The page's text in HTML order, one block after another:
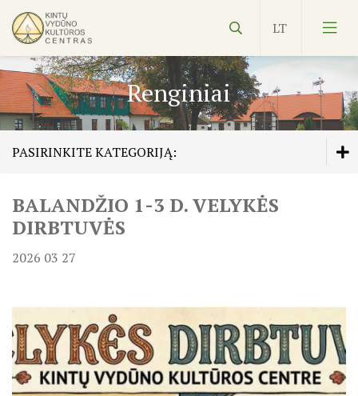
Ekspozicijos
NVŠ
KILNOJAMOJI Emalio darbų paroda KLAIPĖDOS
Renginiai
PASIRINKITE KATEGORIJĄ:
Veiklos planas
BALANDŽIO 1-3 D. VELYKĖS
DIRBTUVĖS
2026 03 27